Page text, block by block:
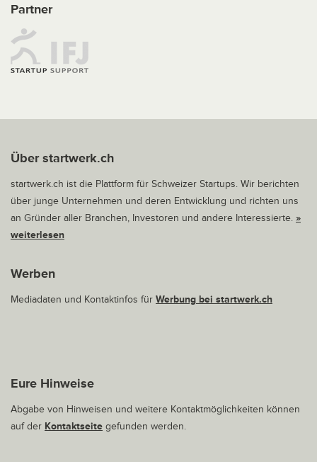
Partner
Über startwerk.ch
startwerk.ch ist die Plattform für Schweizer Startups. Wir berichten
über junge Unternehmen und deren Entwicklung und richten uns
an Gründer aller Branchen, Investoren und andere Interessierte. »
weiterlesen
Werben
Mediadaten und Kontaktinfos für Werbung bei startwerk.ch
Eure Hinweise
Abgabe von Hinweisen und weitere Kontaktmöglichkeiten können
auf der Kontaktseite gefunden werden.